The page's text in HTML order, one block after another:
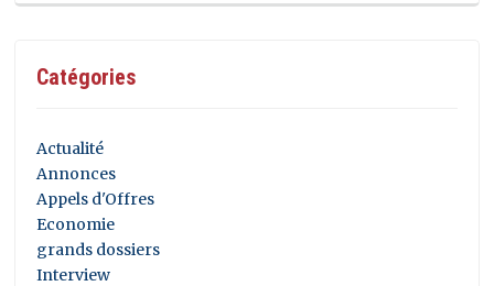
Catégories
Actualité
Annonces
Appels d'Offres
Economie
grands dossiers
Interview